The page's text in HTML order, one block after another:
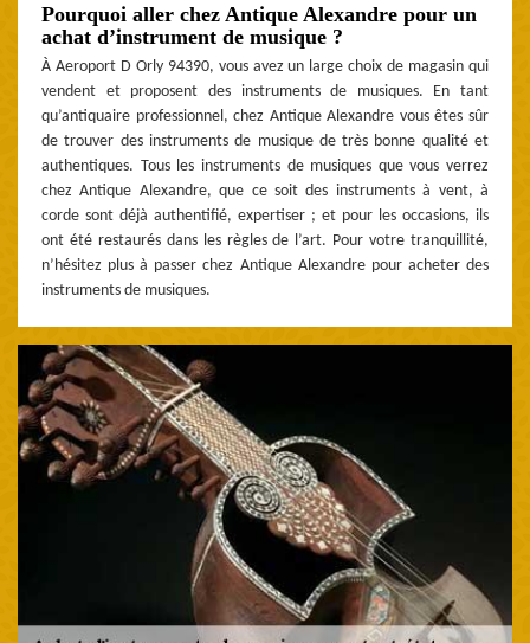
Pourquoi aller chez Antique Alexandre pour un
achat d’instrument de musique ?
À Aeroport D Orly 94390, vous avez un large choix de magasin qui
vendent et proposent des instruments de musiques. En tant
qu’antiquaire professionnel, chez Antique Alexandre vous êtes sûr
de trouver des instruments de musique de très bonne qualité et
authentiques. Tous les instruments de musiques que vous verrez
chez Antique Alexandre, que ce soit des instruments à vent, à
corde sont déjà authentifié, expertiser ; et pour les occasions, ils
ont été restaurés dans les règles de l’art. Pour votre tranquillité,
n’hésitez plus à passer chez Antique Alexandre pour acheter des
instruments de musiques.